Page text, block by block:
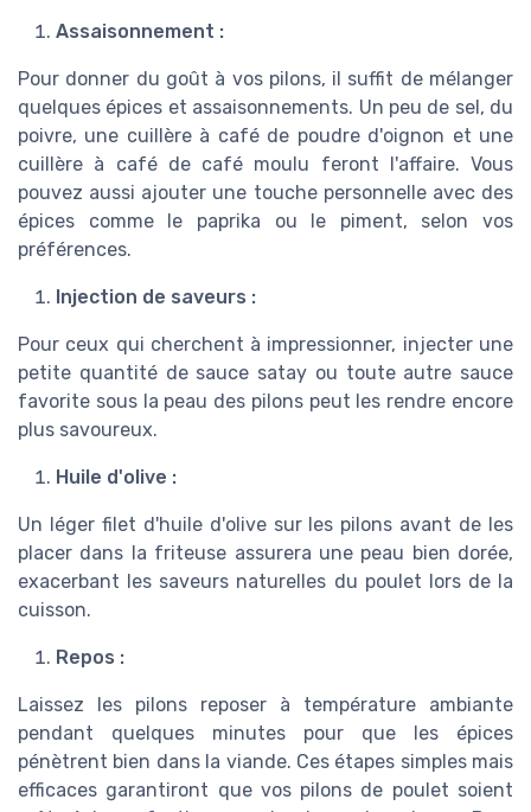
Assaisonnement :
Pour donner du goût à vos pilons, il suffit de mélanger
quelques épices et assaisonnements. Un peu de sel, du
poivre, une cuillère à café de poudre d'oignon et une
cuillère à café de café moulu feront l'affaire. Vous
pouvez aussi ajouter une touche personnelle avec des
épices comme le paprika ou le piment, selon vos
préférences.
Injection de saveurs :
Pour ceux qui cherchent à impressionner, injecter une
petite quantité de sauce satay ou toute autre sauce
favorite sous la peau des pilons peut les rendre encore
plus savoureux.
Huile d'olive :
Un léger filet d'huile d'olive sur les pilons avant de les
placer dans la friteuse assurera une peau bien dorée,
exacerbant les saveurs naturelles du poulet lors de la
cuisson.
Repos :
Laissez les pilons reposer à température ambiante
pendant quelques minutes pour que les épices
pénètrent bien dans la viande. Ces étapes simples mais
efficaces garantiront que vos pilons de poulet soient